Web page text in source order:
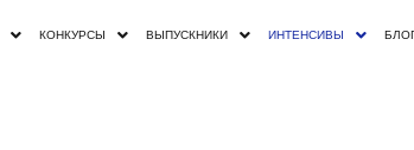
КОНКУРСЫ ВЫПУСКНИКИ ИНТЕНСИВЫ